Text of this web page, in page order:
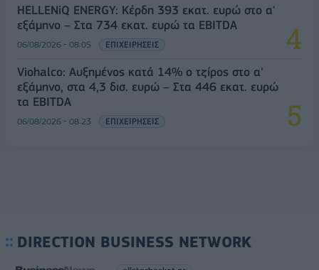
HELLENiQ ENERGY: Κέρδη 393 εκατ. ευρώ στο α'
εξάμηνο – Στα 734 εκατ. ευρώ τα EBITDA
06/08/2026 - 08:05 ΕΠΙΧΕΙΡΗΣΕΙΣ
Viohalco: Αυξημένος κατά 14% ο τζίρος στο α'
εξάμηνο, στα 4,3 δισ. ευρώ – Στα 446 εκατ. ευρώ
τα EBITDA
06/08/2026 - 08:23 ΕΠΙΧΕΙΡΗΣΕΙΣ
DIRECTION BUSINESS NETWORK